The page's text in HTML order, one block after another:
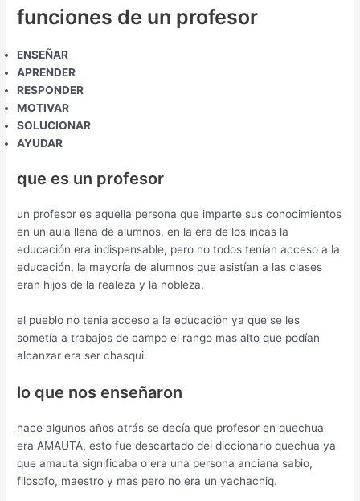
funciones de un profesor
ENSEÑAR
APRENDER
RESPONDER
MOTIVAR
SOLUCIONAR
AYUDAR
que es un profesor
un profesor es aquella persona que imparte sus conocimientos
en un aula llena de alumnos, en la era de los incas la
educación era indispensable, pero no todos tenían acceso a la
educación, la mayoría de alumnos que asistían a las clases
eran hijos de la realeza y la nobleza.
el pueblo no tenia acceso a la educación ya que se les
sometía a trabajos de campo el rango mas alto que podían
alcanzar era ser chasqui.
lo que nos enseñaron
hace algunos años atrás se decía que profesor en quechua
era AMAUTA, esto fue descartado del diccionario quechua ya
que amauta significaba o era una persona anciana sabio,
filosofo, maestro y mas pero no era un yachachiq.